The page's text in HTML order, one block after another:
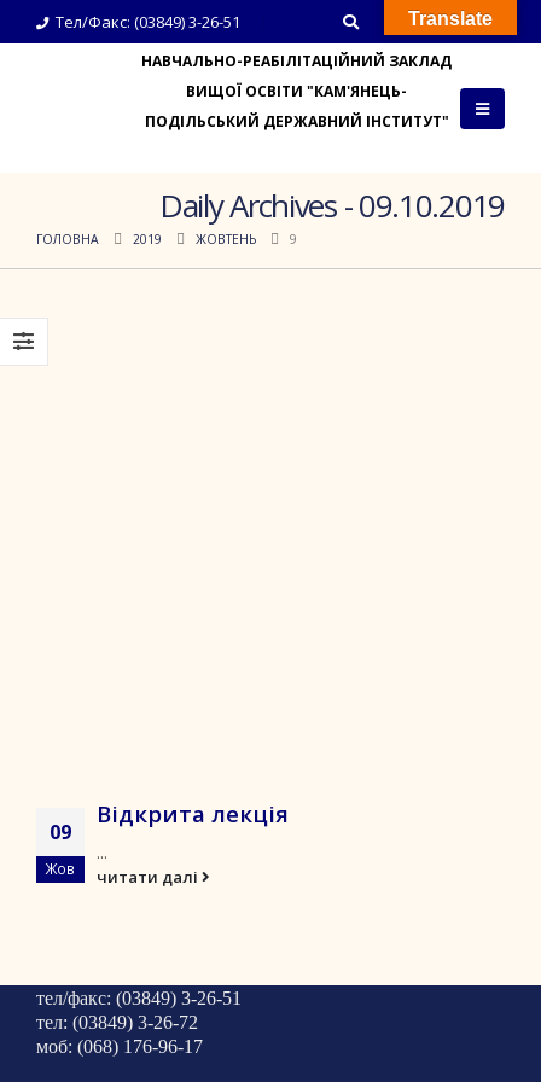
Тел/Факс: (03849) 3-26-51
НАВЧАЛЬНО-РЕАБІЛІТАЦІЙНИЙ ЗАКЛАД
ВИЩОЇ ОСВІТИ "КАМ'ЯНЕЦЬ-
ПОДІЛЬСЬКИЙ ДЕРЖАВНИЙ ІНСТИТУТ"
Daily Archives - 09.10.2019
ГОЛОВНА 2019 ЖОВТЕНЬ 9
09
Жов
Відкрита лекція
...
читати далі
тел/факс: (03849) 3-26-51
тел: (03849) 3-26-72
моб: (068) 176-96-17
Translate